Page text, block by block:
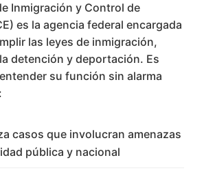
Inmigración y Control de
es la agencia federal encargada
las leyes de inmigración,
detención y deportación. Es
su función sin alarma
casos que involucran amenazas
pública y nacional